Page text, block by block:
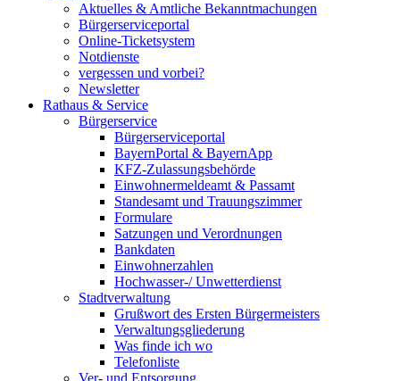
Aktuelles & Amtliche Bekanntmachungen
Bürgerserviceportal
Online-Ticketsystem
Notdienste
vergessen und vorbei?
Newsletter
Rathaus & Service
Bürgerservice
Bürgerserviceportal
BayernPortal & BayernApp
KFZ-Zulassungsbehörde
Einwohnermeldeamt & Passamt
Standesamt und Trauungszimmer
Formulare
Satzungen und Verordnungen
Bankdaten
Einwohnerzahlen
Hochwasser-/ Unwetterdienst
Stadtverwaltung
Grußwort des Ersten Bürgermeisters
Verwaltungsgliederung
Was finde ich wo
Telefonliste
Ver- und Entsorgung